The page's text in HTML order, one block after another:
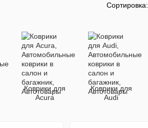
Сортировка:
Коврики для
Acura
Коврики для
Audi